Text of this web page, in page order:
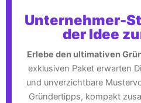
Unternehmer-
der Idee
Erlebe den ultimativen
exklusiven Paket erwarten
und unverzichtbare
Gründertipps, kompakt